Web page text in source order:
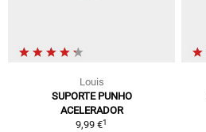
Louis
SUPORTE PUNHO
ACELERADOR
9,99 €1